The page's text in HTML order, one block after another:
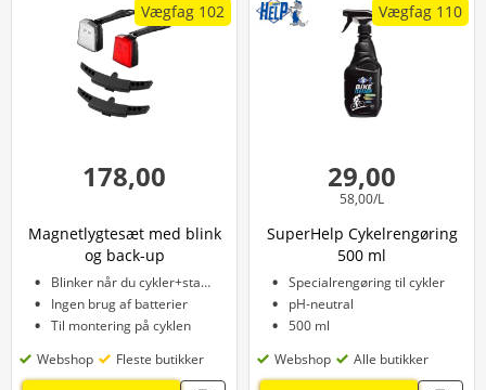
Vægfag 102
178,00
Magnetlygtesæt med blink
og back-up
Blinker når du cykler+standser
Ingen brug af batterier
Til montering på cyklen
Webshop
Fleste butikker
Vægfag 110
29,00
58,00/L
SuperHelp Cykelrengøring
500 ml
Specialrengøring til cykler
pH-neutral
500 ml
Webshop
Alle butikker